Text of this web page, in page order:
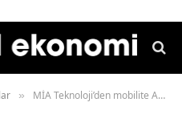
» MİA Teknoloji’den mobilite Ar-Ge hamlesi